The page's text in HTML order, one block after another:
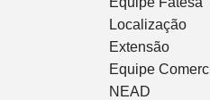
Localização
Extensão
Equipe
NEAD